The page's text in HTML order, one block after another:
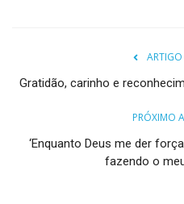
Gratidão, carinho e
PRÓXIMO
‘Enquanto Deus me der
fazendo o